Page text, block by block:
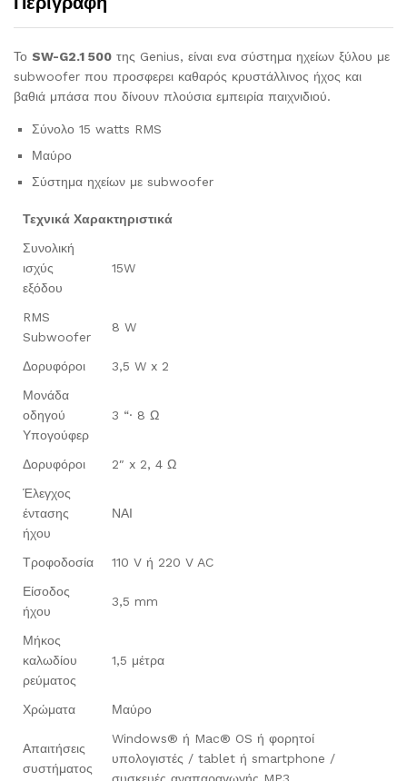
Το SW-G2.1 500 της Genius, είναι ενα σύστημα ηχείων ξύλου με
subwoofer που προσφερει καθαρός κρυστάλλινος ήχος και
βαθιά μπάσα που δίνουν πλούσια εμπειρία παιχνιδιού.
Σύνολο 15 watts RMS
Μαύρο
Σύστημα ηχείων με subwoofer
Τεχνικά Χαρακτηριστικά
Συνολική
ισχύς
εξόδου
15W
RMS
Subwoofer
8 W
Δορυφόροι
3,5 W x 2
Μονάδα
οδηγού
Υπογούφερ
3 “· 8 Ω
Δορυφόροι
2″ x 2, 4 Ω
Έλεγχος
έντασης
ήχου
ΝΑΙ
Τροφοδοσία
110 V ή 220 V AC
Είσοδος
ήχου
3,5 mm
Μήκος
καλωδίου
ρεύματος
1,5 μέτρα
Χρώματα Μαύρο
Απαιτήσεις
συστήματος
Windows® ή Mac® OS ή φορητοί
υπολογιστές / tablet ή smartphone /